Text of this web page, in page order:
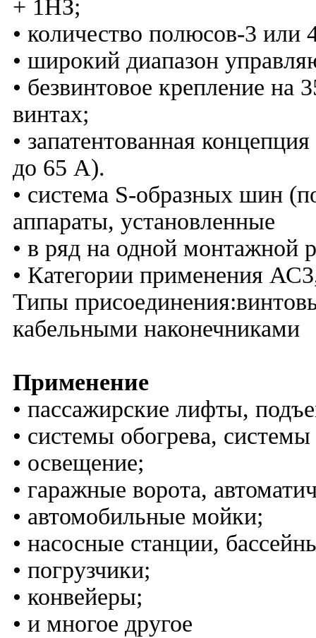
+ 1НЗ;
• количество полюсов-3 или
• широкий диапазон
• безвинтовое крепление
винтах;
• запатентованная
до 65 A).
• система S-образных шин
аппараты, установленные
• в ряд на одной монтажной
• Категории применения
Типы
кабельными наконечниками
Применение
• пассажирские лифты,
• системы обогрева,
• освещение;
• гаражные ворота,
• автомобильные мойки;
• насосные станции,
• погрузчики;
• конвейеры;
• и многое другое